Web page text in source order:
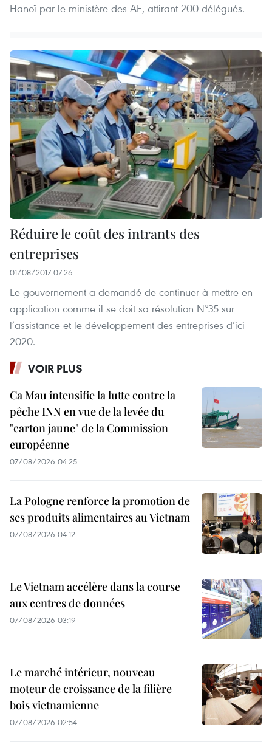
Hanoï par le ministère des AE, attirant 200 délégués.
Réduire le coût des intrants des
entreprises
01/08/2017 07:26
Le gouvernement a demandé de continuer à mettre en
application comme il se doit sa résolution N°35 sur
l’assistance et le développement des entreprises d’ici
2020.
VOIR PLUS
Ca Mau intensifie la lutte contre la
pêche INN en vue de la levée du
"carton jaune" de la Commission
européenne
07/08/2026 04:25
La Pologne renforce la promotion de
ses produits alimentaires au Vietnam
07/08/2026 04:12
Le Vietnam accélère dans la course
aux centres de données
07/08/2026 03:19
Le marché intérieur, nouveau
moteur de croissance de la filière
bois vietnamienne
07/08/2026 02:54